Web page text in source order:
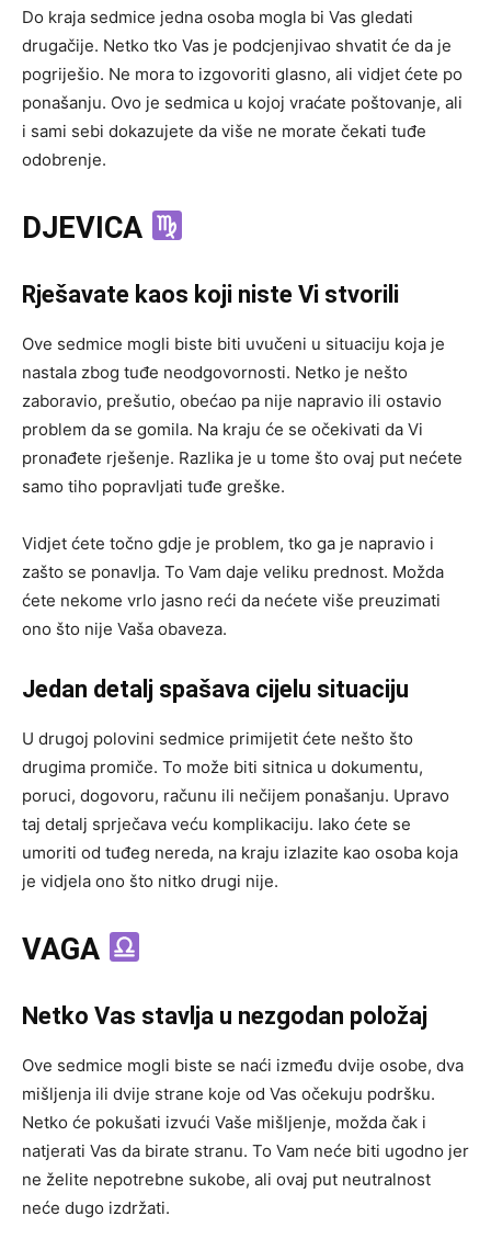
Do kraja sedmice jedna osoba mogla bi Vas gledati
drugačije. Netko tko Vas je podcjenjivao shvatit će da je
pogriješio. Ne mora to izgovoriti glasno, ali vidjet ćete po
ponašanju. Ovo je sedmica u kojoj vraćate poštovanje, ali
i sami sebi dokazujete da više ne morate čekati tuđe
odobrenje.
DJEVICA
Rješavate kaos koji niste Vi stvorili
Ove sedmice mogli biste biti uvučeni u situaciju koja je
nastala zbog tuđe neodgovornosti. Netko je nešto
zaboravio, prešutio, obećao pa nije napravio ili ostavio
problem da se gomila. Na kraju će se očekivati da Vi
pronađete rješenje. Razlika je u tome što ovaj put nećete
samo tiho popravljati tuđe greške.
Vidjet ćete točno gdje je problem, tko ga je napravio i
zašto se ponavlja. To Vam daje veliku prednost. Možda
ćete nekome vrlo jasno reći da nećete više preuzimati
ono što nije Vaša obaveza.
Jedan detalj spašava cijelu situaciju
U drugoj polovini sedmice primijetit ćete nešto što
drugima promiče. To može biti sitnica u dokumentu,
poruci, dogovoru, računu ili nečijem ponašanju. Upravo
taj detalj sprječava veću komplikaciju. Iako ćete se
umoriti od tuđeg nereda, na kraju izlazite kao osoba koja
je vidjela ono što nitko drugi nije.
VAGA
Netko Vas stavlja u nezgodan položaj
Ove sedmice mogli biste se naći između dvije osobe, dva
mišljenja ili dvije strane koje od Vas očekuju podršku.
Netko će pokušati izvući Vaše mišljenje, možda čak i
natjerati Vas da birate stranu. To Vam neće biti ugodno jer
ne želite nepotrebne sukobe, ali ovaj put neutralnost
neće dugo izdržati.